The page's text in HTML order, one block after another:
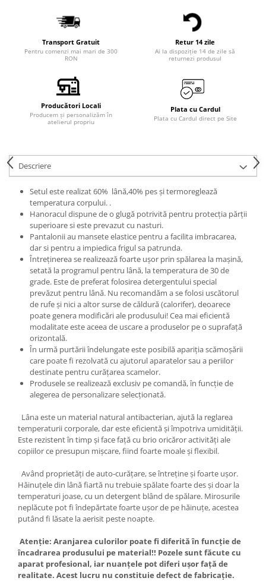
Transport Gratuit
Pentru comenzi mai mari de 300
RON
Retur 14 zile
Ai la dispoziție 14 de zile să
returnezi produsul
Producători Locali
Producem și personalizăm în
atelierul propriu
Plata cu Cardul
Plata cu Cardul direct pe Site
Descriere
Setul este realizat 60% lână,40% pes și termoreglează
temperatura corpului. .
Hanoracul dispune de o glugă potrivită pentru protecția părții
superioare si este prevazut cu nasturi.
Pantalonii au mansete elastice pentru a facilita imbracarea,
dar si pentru a impiedica frigul sa patrunda.
Întreținerea se realizează foarte ușor prin spălarea la mașină,
setată la programul pentru lână, la temperatura de 30 de
grade. Este de preferat folosirea detergentului special
prevăzut pentru lână. Nu recomandăm a se folosi uscătorul
de rufe și nici a altor surse de căldură (calorifer), deoarece
poate genera modificări ale produsului! Cea mai eficientă
modalitate este aceea de uscare a produselor pe o suprafață
orizontală.
În urmă purtării îndelungate este posibilă apariția scămoșării
care poate fi rezolvată cu ajutorul aparatelor sau a periilor
destinate pentru curățarea scamelor.
Produsele se realizează exclusiv pe comandă, în funcție de
alegerea de personalizare selecționată.
Lâna este un material natural antibacterian, ajută la reglarea
temperaturii corporale, dar este eficientă și împotriva umidității.
Este rezistent în timp și face față cu brio oricăror activități ale
copiilor ce presupun mișcare, fiind foarte moale și flexibil.
Având proprietăți de auto-curățare, se întreține și foarte ușor.
Hăinuțele din lână fiartă nu trebuie spălate foarte des și doar la
temperaturi joase, cu un detergent blând de spălare. Mirosurile
neplăcute pot fi îndepărtate foarte ușor de pe hăinuțe, acestea
putând fi lăsate la aerisit peste noapte.
Atenție: Aranjarea culorilor poate fi diferită în funcție de
încadrarea produsului pe material!! Pozele sunt făcute cu
aparat profesional, iar nuanțele pot diferi ușor față de
realitate. Acest lucru nu constituie defect de fabricație.